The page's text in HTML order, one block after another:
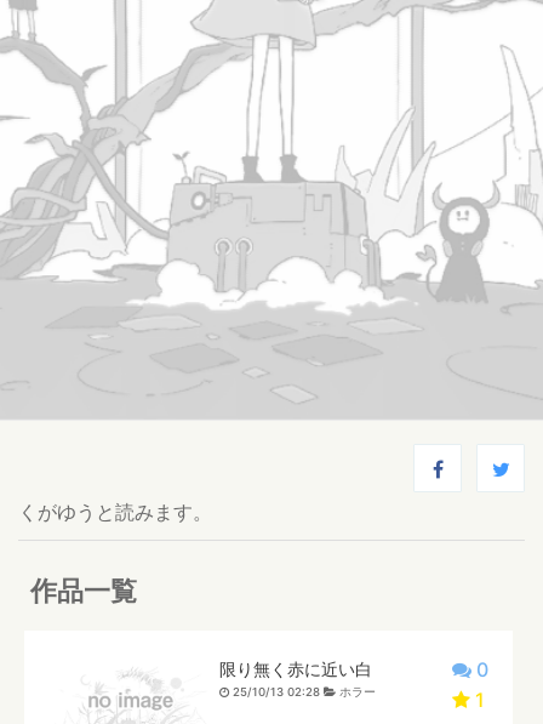
くがゆうと読みます。
作品一覧
0
1
限り無く赤に近い白
25/10/13 02:28 ホラー